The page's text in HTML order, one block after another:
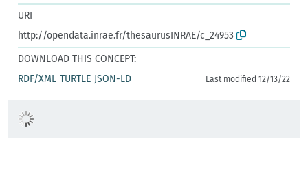
URI
http://opendata.inrae.fr/thesaurusINRAE/c_24953
DOWNLOAD THIS CONCEPT:
RDF/XML TURTLE JSON-LD Last modified 12/13/22